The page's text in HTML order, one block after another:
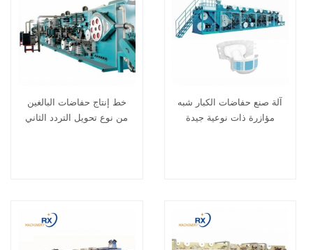
خط إنتاج حفاضات البالغين
من نوع تحويل التردد الثاني
آلة صنع حفاضات الكبار شبه
مؤازرة ذات نوعية جيدة